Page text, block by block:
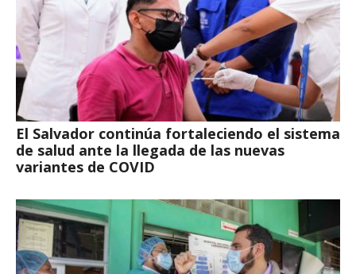
El Salvador continúa fortaleciendo el sistema
de salud ante la llegada de las nuevas
variantes de COVID